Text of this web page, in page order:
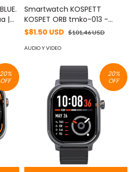
|
Smartwatch KOSPETT
KOSPET ORB tmko-013 -
Naranja, 17 días, Resistente al
$81.50 USD $101.46 USD
AUDIO Y VIDEO
20%
OFF
20%
OFF